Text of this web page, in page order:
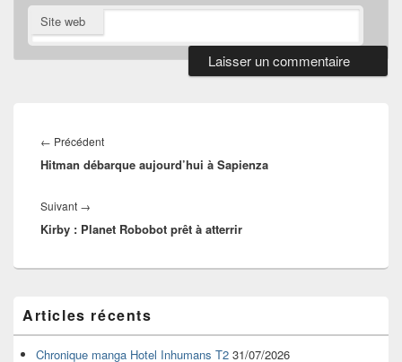
Site web
de
l’article
← PrécédentArticle
précédent :
Hitman débarque aujourd’hui à Sapienza
Suivant →
suivant :
Kirby : Planet Robobot prêt à atterrir
principale
de
widget
Articles récents
Chronique manga Hotel Inhumans T2 31/07/2026